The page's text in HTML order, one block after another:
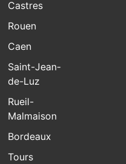
Castres
Rouen
Caen
Saint-Jean-
de-Luz
Rueil-
Malmaison
Bordeaux
Tours